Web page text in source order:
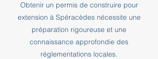
Obtenir un permis de construire pour
extension à Spéracèdes nécessite une
préparation rigoureuse et une
connaissance approfondie des
réglementations locales.